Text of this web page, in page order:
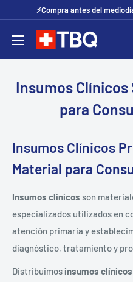
contenido
⚡Compra antes del
tubotiquin.cl
Insumos
para
Insumos Clínicos
Material para
Insumos clínicos son
especializados utilizados en
atención primaria y
diagnóstico, tratamiento y
Distribuimos insumos